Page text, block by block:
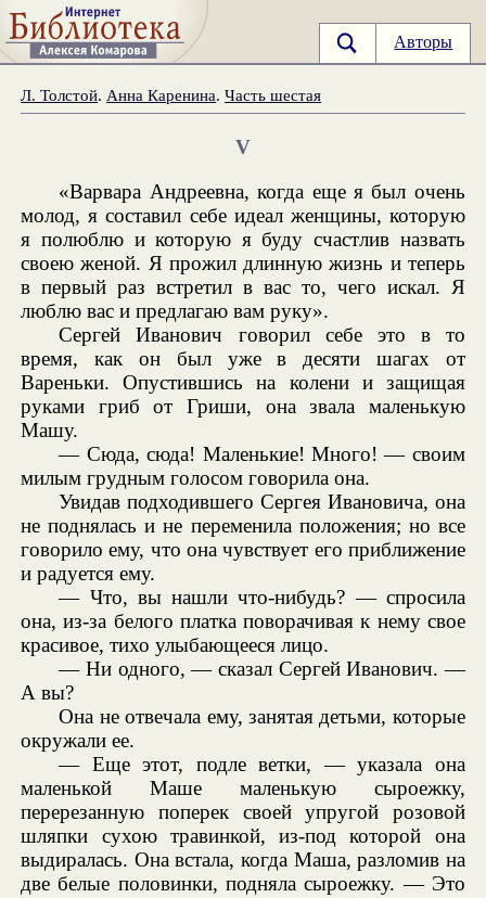
Авторы
Л. Толстой. Анна Каренина.Часть шестая
V
«Варвара Андреевна, когда еще я был очень
молод, я составил себе идеал женщины, которую
я полюблю и которую я буду счастлив назвать
своею женой. Я прожил длинную жизнь и теперь
в первый раз встретил в вас то, чего искал. Я
люблю вас и предлагаю вам руку».
Сергей Иванович говорил себе это в то
время, как он был уже в десяти шагах от
Вареньки. Опустившись на колени и защищая
руками гриб от Гриши, она звала маленькую
Машу.
— Сюда, сюда! Маленькие! Много! — своим
милым грудным голосом говорила она.
Увидав подходившего Сергея Ивановича, она
не поднялась и не переменила положения; но все
говорило ему, что она чувствует его приближение
и радуется ему.
— Что, вы нашли что-нибудь? — спросила
она, из-за белого платка поворачивая к нему свое
красивое, тихо улыбающееся лицо.
— Ни одного, — сказал Сергей Иванович. —
А вы?
Она не отвечала ему, занятая детьми, которые
окружали ее.
— Еще этот, подле ветки, — указала она
маленькой Маше маленькую сыроежку,
перерезанную поперек своей упругой розовой
шляпки сухою травинкой, из-под которой она
выдиралась. Она встала, когда Маша, разломив на
две белые половинки, подняла сыроежку. — Это